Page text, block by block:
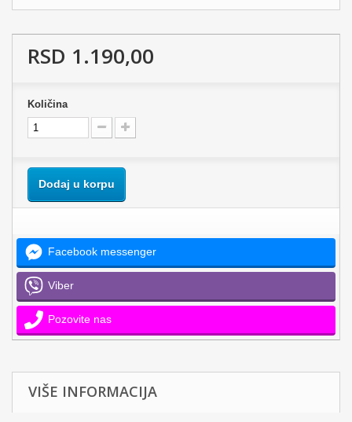
RSD 1.190,00
Količina
Dodaj u korpu
Facebook messenger
Viber
Pozovite nas
VIŠE INFORMACIJA